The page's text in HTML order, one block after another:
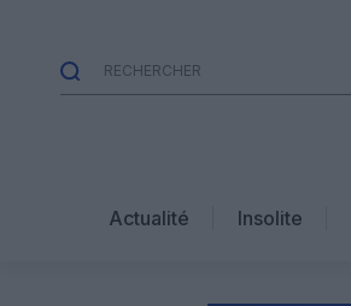
Actualité Insolite